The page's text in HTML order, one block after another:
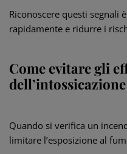
Riconoscere questi segnali
rapidamente e ridurre i
Come evitare gli
Quando si verifica un
limitare l’esposizione al